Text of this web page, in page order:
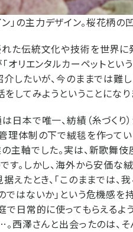
ン」の主力デザイン。桜花柄
た伝統文化や技術を世界に
オリエンタルカーペットと
したいが、今のままでは難
してみようということになり
日本で唯一、紡績（糸づくり
理体制の下で絨毯を作って
主軸でした。実は、新歌舞
す。しかし、海外から安価な
えたとき、「このままでは、
ではないか｣という危機感を
で日常的に使ってもらえるよ
西澤さんと出会ったのは、